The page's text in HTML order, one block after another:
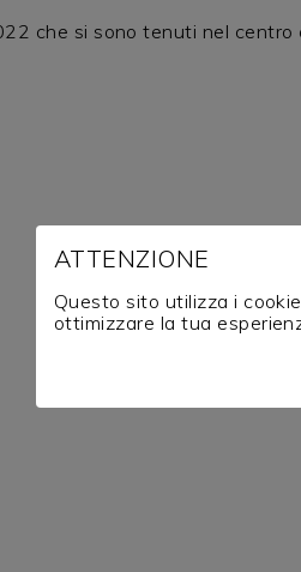
che si sono tenuti nel centro
ATTENZIONE
Questo sito utilizza i
ottimizzare la tua